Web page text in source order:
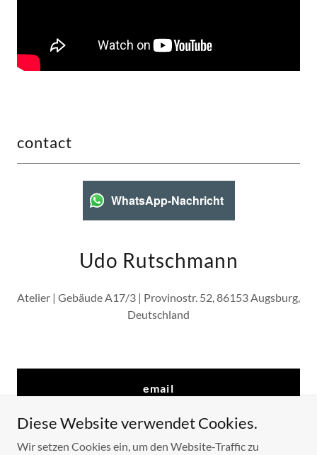
contact
WhatsApp-Nachricht
Udo Rutschmann
Atelier | Gebäude A17/3 | Provinostr. 52, 86153 Augsburg,
Deutschland
email
Diese Website verwendet Cookies.
Wir setzen Cookies ein, um den Website-Traffic zu